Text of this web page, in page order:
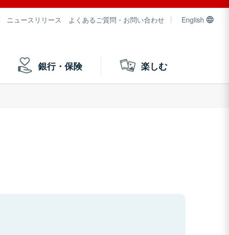
ニュースリリース よくあるご質問・お問い合わせ English
銀行・保険 楽しむ